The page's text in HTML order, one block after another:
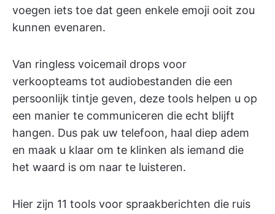
voegen iets toe dat geen enkele emoji ooit zou
kunnen evenaren.
Van ringless voicemail drops voor
verkoopteams tot audiobestanden die een
persoonlijk tintje geven, deze tools helpen u op
een manier te communiceren die echt blijft
hangen. Dus pak uw telefoon, haal diep adem
en maak u klaar om te klinken als iemand die
het waard is om naar te luisteren.
Hier zijn 11 tools voor spraakberichten die ruis